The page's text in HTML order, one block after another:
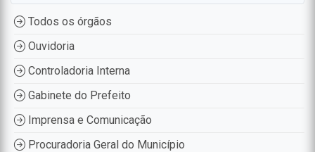
Todos os órgãos
Ouvidoria
Controladoria Interna
Gabinete do Prefeito
Imprensa e Comunicação
Procuradoria Geral do Município